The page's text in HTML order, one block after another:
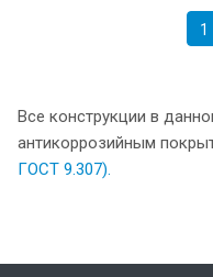
1
Все конструкции в
антикоррозийным
ГОСТ 9.307).